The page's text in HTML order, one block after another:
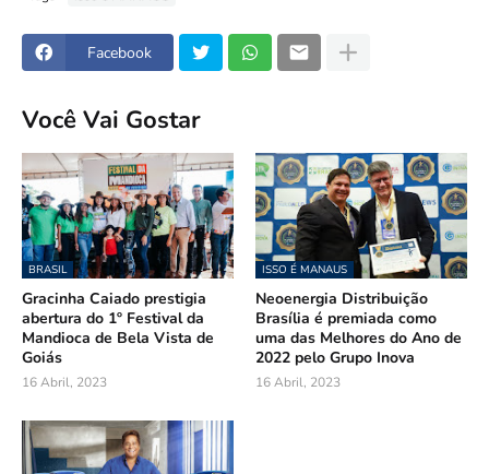
Facebook
Você Vai Gostar
BRASIL
Gracinha Caiado prestigia
abertura do 1º Festival da
Mandioca de Bela Vista de
Goiás
16 Abril, 2023
ISSO É MANAUS
Neoenergia Distribuição
Brasília é premiada como
uma das Melhores do Ano de
2022 pelo Grupo Inova
16 Abril, 2023